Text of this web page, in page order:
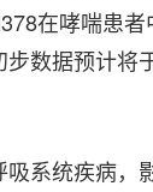
在哮喘患
数据预计将
系统疾病，